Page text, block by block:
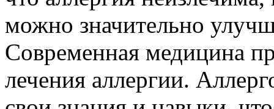
можно значительно
Современная медицина
лечения аллергии.